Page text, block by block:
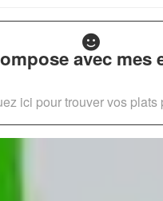
avec mes
ici pour trouver vos plats